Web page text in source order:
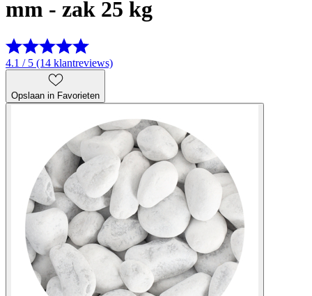
mm - zak 25 kg
4.1 / 5 (14 klantreviews)
Opslaan in Favorieten